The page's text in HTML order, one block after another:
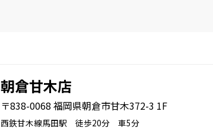
朝倉甘木店
〒838-0068 福岡県朝倉市甘木372-3 1F
西鉄甘木線馬田駅 徒歩20分 車5分